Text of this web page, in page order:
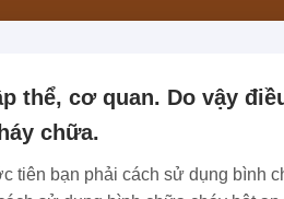
thể, cơ quan. Do vậy
chữa.
tiên bạn phải cách sử dụng bình